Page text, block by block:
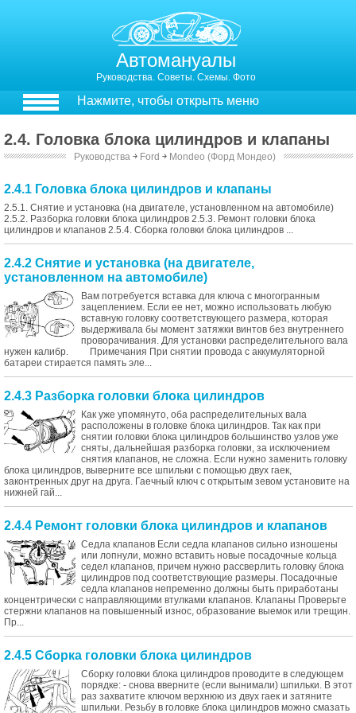
Автомануалы
Руководства. Советы. Схемы. Фото
Нажмите, чтобы открыть меню
2.4. Головка блока цилиндров и клапаны
Руководства ￫ Ford ￫ Mondeo (Форд Мондео)
2.4.1 Головка блока цилиндров и клапаны
2.5.1. Снятие и установка (на двигателе, установленном на автомобиле)
2.5.2. Разборка головки блока цилиндров 2.5.3. Ремонт головки блока
цилиндров и клапанов 2.5.4. Сборка головки блока цилиндров ...
2.4.2 Снятие и установка (на двигателе,
установленном на автомобиле)
Вам потребуется вставка для ключа с многогранным
зацеплением. Если ее нет, можно использовать любую
вставную головку соответствующего размера, которая
выдерживала бы момент затяжки винтов без внутреннего
проворачивания. Для установки распределительного вала
нужен калибр. Примечания При снятии провода с аккумуляторной
батареи стирается память эле...
2.4.3 Разборка головки блока цилиндров
Как уже упомянуто, оба распределительных вала
расположены в головке блока цилиндров. Так как при
снятии головки блока цилиндров большинство узлов уже
сняты, дальнейшая разборка головки, за исключением
снятия клапанов, не сложна. Если нужно заменить головку
блока цилиндров, выверните все шпильки с помощью двух гаек,
законтренных друг на друга. Гаечный ключ с открытым зевом установите на
нижней гай...
2.4.4 Ремонт головки блока цилиндров и клапанов
Седла клапанов Если седла клапанов сильно изношены
или лопнули, можно вставить новые посадочные кольца
седел клапанов, причем нужно рассверлить головку блока
цилиндров под соответствующие размеры. Посадочные
седла клапанов непременно должны быть приработаны
концентрически с направляющими втулками клапанов. Клапаны Проверьте
стержни клапанов на повышенный износ, образование выемок или трещин.
Пр...
2.4.5 Сборка головки блока цилиндров
Сборку головки блока цилиндров проводите в следующем
порядке: - снова вверните (если вынимали) шпильки. В этот
раз захватите ключом верхнюю из двух гаек и затяните
шпильки. Резьбу в головке блока цилиндров можно смазать